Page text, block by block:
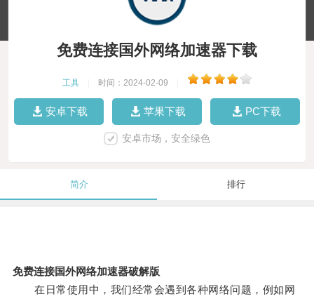
免费连接国外网络加速器下载
工具 时间：2024-02-09
安卓下载 苹果下载 PC下载
安卓市场，安全绿色
简介 排行
免费连接国外网络加速器破解版
在日常使用中，我们经常会遇到各种网络问题，例如网